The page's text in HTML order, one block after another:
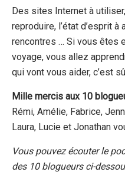
Des sites Internet à
reproduire, l’état d’esprit
rencontres … Si vous êtes
voyage, vous allez
qui vont vous aider, c’est
Mille mercis aux 10
Rémi, Amélie, Fabrice,
Laura, Lucie et Jonathan
Vous pouvez écouter le
des 10 blogueurs ci-